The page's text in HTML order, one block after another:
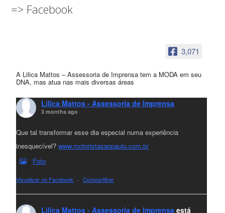
=> Facebook
3,071
A Lilica Mattos – Assessoria de Imprensa tem a MODA em seu
DNA, mas atua nas mais diversas áreas
Lilica Mattos - Assessoria de Imprensa
3 months ago
Que tal transformar esse dia especial numa experiência
inesquecível?www.motoristasaopaulo.com.br
Foto
Visualizar no Facebook · Compartilhar
Lilica Mattos - Assessoria de Imprensa está